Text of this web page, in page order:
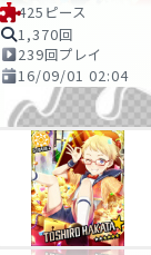
425ピース
1,370回
239回プレイ
16/09/01 02:04